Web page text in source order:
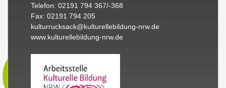
Telefon: 02191 794 367/-368
Fax: 02191 794 205
kulturrucksack@kulturellebildung-nrw.de
www.kulturellebildung-nrw.de